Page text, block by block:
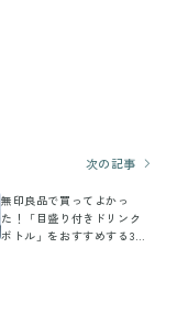
次の記事
無印良品で買ってよかっ
た！「目盛り付きドリンク
ボトル」をおすすめする3つ